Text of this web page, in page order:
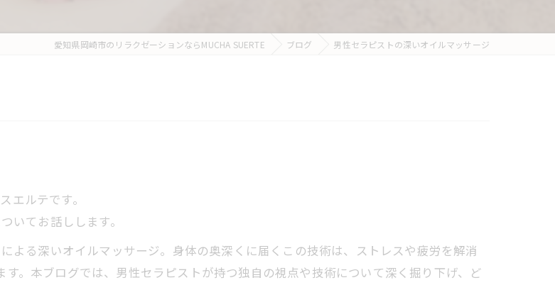
愛知県岡崎市のリラクゼーションならMUCHA SUERTE ブログ 男性セラピストの深いオイルマッサージ
エルテです。
いてお話しします。
よる深いオイルマッサージ。身体の奥深くに届くこの技術は、ストレスや疲労を解消
。本ブログでは、男性セラピストが持つ独自の視点や技術について深く掘り下げ、ど